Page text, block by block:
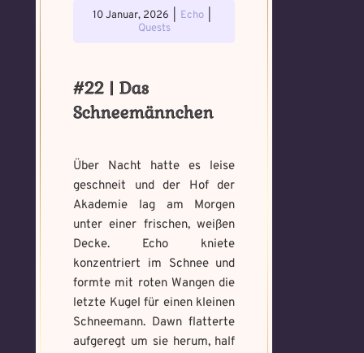
10 Januar, 2026 Echo
Quests
#22 | Das
Schneemännchen
Über Nacht hatte es leise
geschneit und der Hof der
Akademie lag am Morgen
unter einer frischen, weißen
Decke. Echo kniete
konzentriert im Schnee und
formte mit roten Wangen die
letzte Kugel für einen kleinen
Schneemann. Dawn flatterte
aufgeregt um sie herum, half
aufmerksam geworden
und wie bannst du es? *
Schreibe eine Geschichte mit mind.
Mandala senden
Wähle ein beliebiges
Weitere Mandala findest du
hier:
https://mondaymandala.com/m/
Wo gefunden? *
Magie ein?
Bitte schreibe eine kleine Geschichte
mit mind. 500 Zeichen.
Memory Screenshot
senden
Du hast einen Gegenstand gefunden!
Benutzername *
Welches Item und für welche
Aufgabe? *
Absenden